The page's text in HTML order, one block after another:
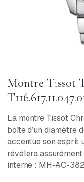
Montre Tissot
La montre Tissot
boîte d’un diamètre
accentue son esprit
révélera
interne : MH-AC-382